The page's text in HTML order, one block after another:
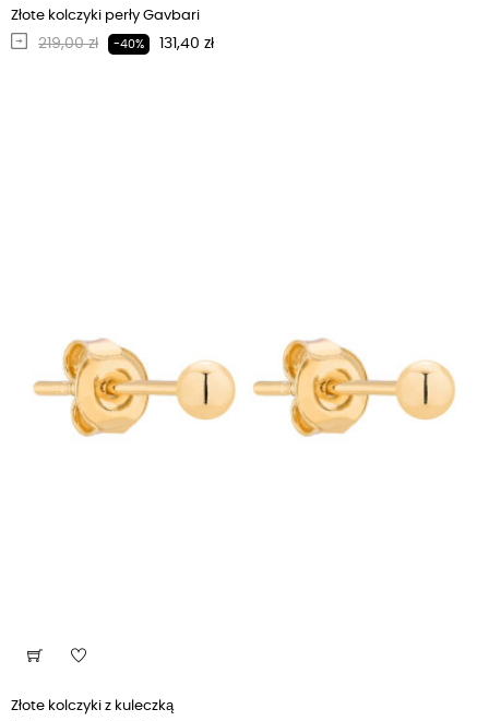
Złote kolczyki perły Gavbari
Regularna cena
219,00 zł -40% Cena
131,40 zł
Złote kolczyki z kuleczką